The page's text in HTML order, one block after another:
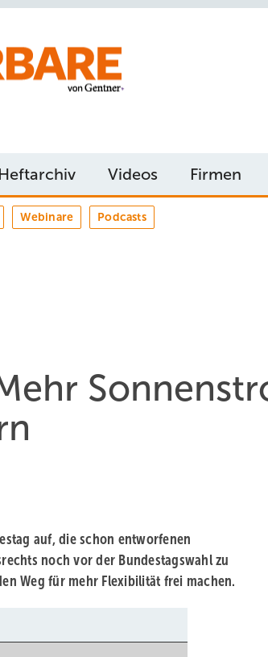
Heftarchiv Videos Firmen
Webinare Podcasts
auf, die schon entworfenen
noch vor der Bundestagswahl zu
Weg für mehr Flexibilität frei machen.